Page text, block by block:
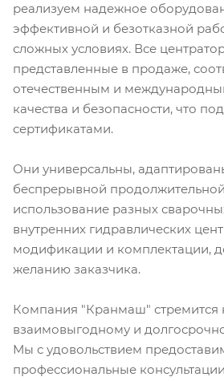
реализуем надежное
эффективной и безотказной
сложных условиях. Все
представленные в продаже,
отечественным и
качества и безопасности, что
сертификатами.
Они универсальны,
беспрерывной
использование разных
внутренних гидравлических
модификации и комплектации,
желанию заказчика.
Компания "Кранмаш" стремится
взаимовыгодному и
Мы с удовольствием
профессиональные